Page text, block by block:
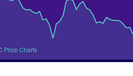
BTC Price Charts